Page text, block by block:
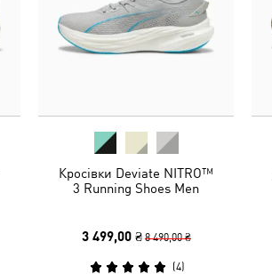
Кросівки Deviate NITRO™
3 Running Shoes Men
3 499,00 ₴ 8 490,00 ₴
(4)